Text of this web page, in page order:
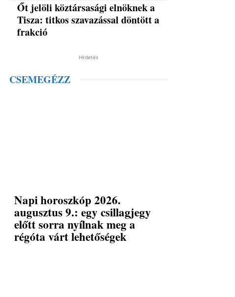
Őt jelöli köztársasági elnöknek a
Tisza: titkos szavazással döntött a
frakció
Hirdetés
CSEMEGÉZZ
Napi horoszkóp 2026.
augusztus 9.: egy csillagjegy
előtt sorra nyílnak meg a
régóta várt lehetőségek